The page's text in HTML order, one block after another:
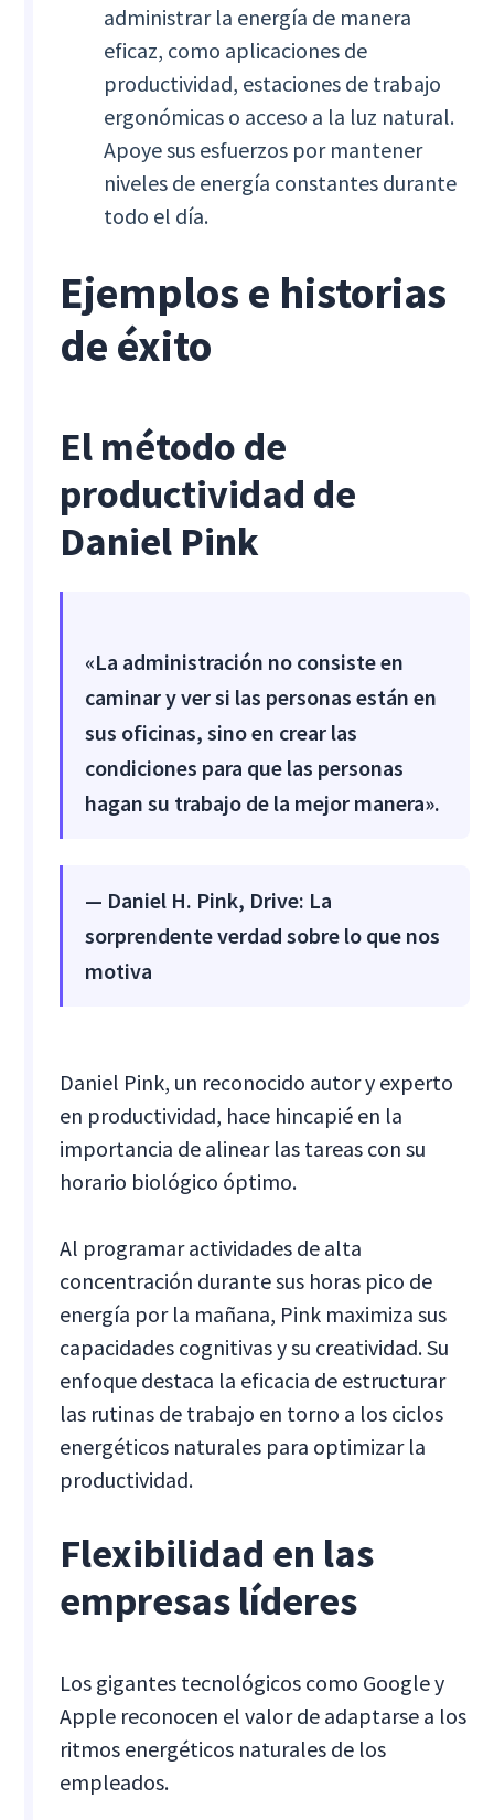
administrar la energía de manera
eficaz, como aplicaciones de
productividad, estaciones de trabajo
ergonómicas o acceso a la luz natural.
Apoye sus esfuerzos por mantener
niveles de energía constantes durante
todo el día.
Ejemplos e historias
de éxito
El método de
productividad de
Daniel Pink
«La administración no consiste en
caminar y ver si las personas están en
sus oficinas, sino en crear las
condiciones para que las personas
hagan su trabajo de la mejor manera».
― Daniel H. Pink, Drive: La
sorprendente verdad sobre lo que nos
motiva
Daniel Pink, un reconocido autor y experto
en productividad, hace hincapié en la
importancia de alinear las tareas con su
horario biológico óptimo.
Al programar actividades de alta
concentración durante sus horas pico de
energía por la mañana, Pink maximiza sus
capacidades cognitivas y su creatividad. Su
enfoque destaca la eficacia de estructurar
las rutinas de trabajo en torno a los ciclos
energéticos naturales para optimizar la
productividad.
Flexibilidad en las
empresas líderes
Los gigantes tecnológicos como Google y
Apple reconocen el valor de adaptarse a los
ritmos energéticos naturales de los
empleados.